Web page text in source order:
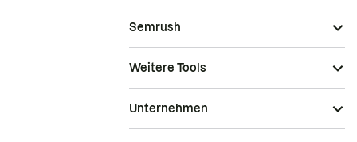
Semrush
Weitere Tools
Unternehmen